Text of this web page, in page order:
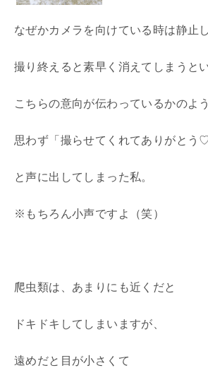
なぜかカメラを向けている時は静止し
撮り終えると素早く消えてしまうと
こちらの意向が伝わっているかのよ
思わず「撮らせてくれてありがとう♡
と声に出してしまった私。
※もちろん小声ですよ（笑）
爬虫類は、あまりにも近くだと
ドキドキしてしまいますが、
遠めだと目が小さくて